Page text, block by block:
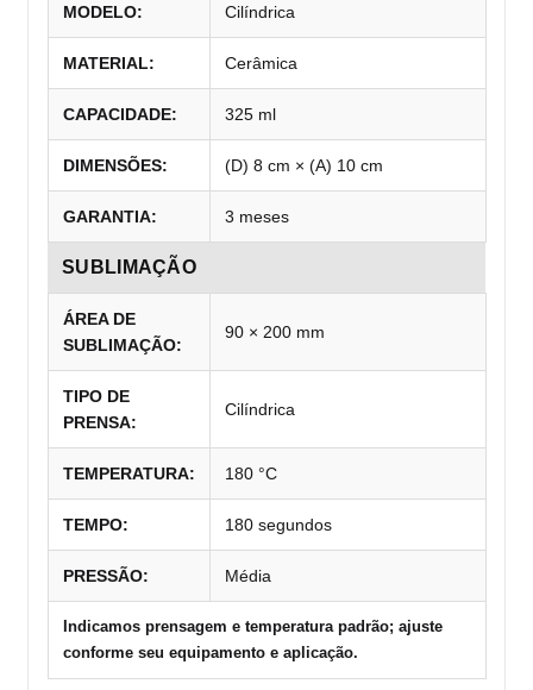
MODELO: Cilíndrica
MATERIAL: Cerâmica
CAPACIDADE: 325 ml
DIMENSÕES: (D) 8 cm × (A) 10 cm
GARANTIA: 3 meses
SUBLIMAÇÃO
ÁREA DE
SUBLIMAÇÃO:
90 × 200 mm
TIPO DE
PRENSA:
Cilíndrica
TEMPERATURA: 180 °C
TEMPO: 180 segundos
PRESSÃO: Média
Indicamos prensagem e temperatura padrão; ajuste
conforme seu equipamento e aplicação.